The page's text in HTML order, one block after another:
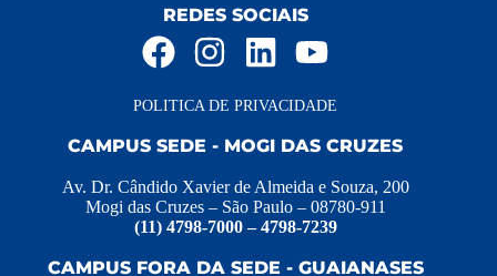
REDES SOCIAIS
POLITICA DE PRIVACIDADE
CAMPUS SEDE - MOGI DAS CRUZES
Av. Dr. Cândido Xavier de Almeida e Souza, 200
Mogi das Cruzes – São Paulo – 08780-911
(11) 4798-7000 – 4798-7239
CAMPUS FORA DA SEDE - GUAIANASES